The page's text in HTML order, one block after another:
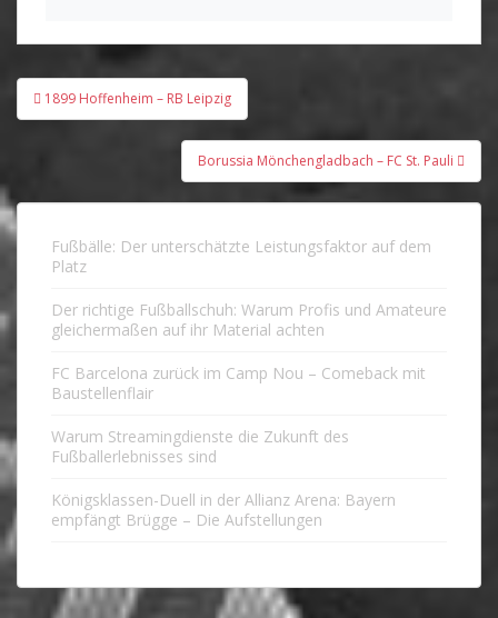
Beitragsnavigation
1899 Hoffenheim – RB Leipzig
Borussia Mönchengladbach – FC St. Pauli
Fußbälle: Der unterschätzte Leistungsfaktor auf dem
Platz
Der richtige Fußballschuh: Warum Profis und Amateure
gleichermaßen auf ihr Material achten
FC Barcelona zurück im Camp Nou – Comeback mit
Baustellenflair
Warum Streamingdienste die Zukunft des
Fußballerlebnisses sind
Königsklassen-Duell in der Allianz Arena: Bayern
empfängt Brügge – Die Aufstellungen